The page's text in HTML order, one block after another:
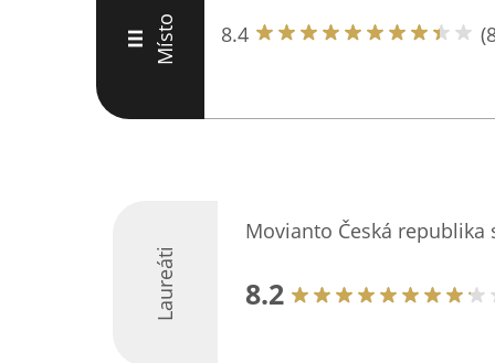
III Místo
8.4
Laureáti
Movianto Česká republika
8.2